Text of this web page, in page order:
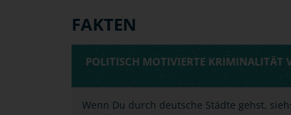
FAKTEN
POLITISCH MOTIVIERTE KRIMINALITÄT
Wenn Du durch deutsche Städte gehst,